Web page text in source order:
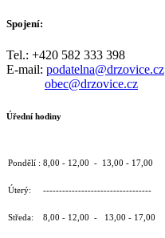
Spojení:
Tel.: +420 582 333 398
E-mail: podatelna@drzovice.cz
obec@drzovice.cz
Úřední hodiny
Pondělí : 8,00 - 12,00 - 13,00 - 17,00
Úterý: ----------------------------------
Středa: 8,00 - 12,00 - 13,00 - 17,00